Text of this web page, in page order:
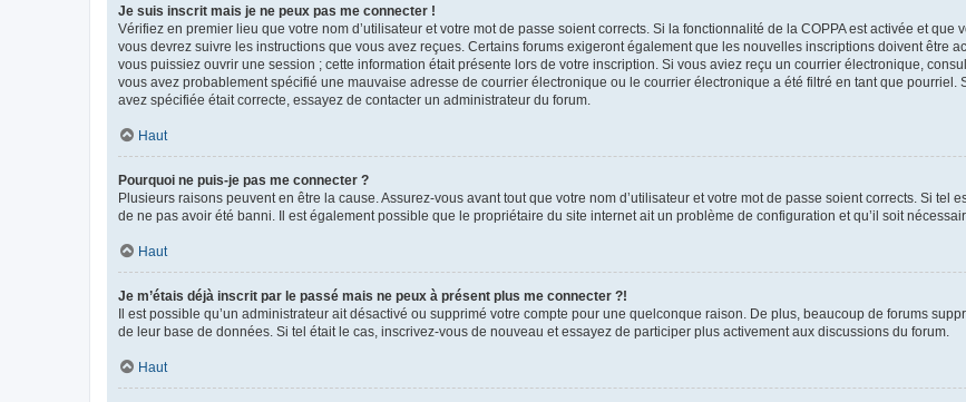
Je suis inscrit mais je ne peux pas me connecter !
Vérifiez en premier lieu que votre nom d’utilisateur et votre mot de passe soient corrects. Si la fonctionnalité de la COPPA est activée et que
vous devrez suivre les instructions que vous avez reçues. Certains forums exigeront également que les nouvelles inscriptions doivent être
vous puissiez ouvrir une session ; cette information était présente lors de votre inscription. Si vous aviez reçu un courrier électronique,
vous avez probablement spécifié une mauvaise adresse de courrier électronique ou le courrier électronique a été filtré en tant que
avez spécifiée était correcte, essayez de contacter un administrateur du forum.
Haut
Pourquoi ne puis-je pas me connecter ?
Plusieurs raisons peuvent en être la cause. Assurez-vous avant tout que votre nom d’utilisateur et votre mot de passe soient corrects. Si tel
de ne pas avoir été banni. Il est également possible que le propriétaire du site internet ait un problème de configuration et qu’il soit
Haut
Je m’étais déjà inscrit par le passé mais ne peux à présent plus me connecter ?!
Il est possible qu’un administrateur ait désactivé ou supprimé votre compte pour une quelconque raison. De plus, beaucoup de forums
de leur base de données. Si tel était le cas, inscrivez-vous de nouveau et essayez de participer plus activement aux discussions du forum.
Haut